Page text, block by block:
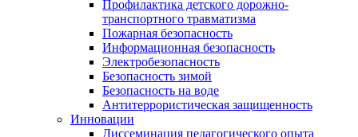
Профилактика детского дорожно-
транспортного травматизма
Пожарная безопасность
Информационная безопасность
Электробезопасность
Безопасность зимой
Безопасность на воде
Антитеррористическая защищенность
Инновации
Диссеминация педагогического опыта